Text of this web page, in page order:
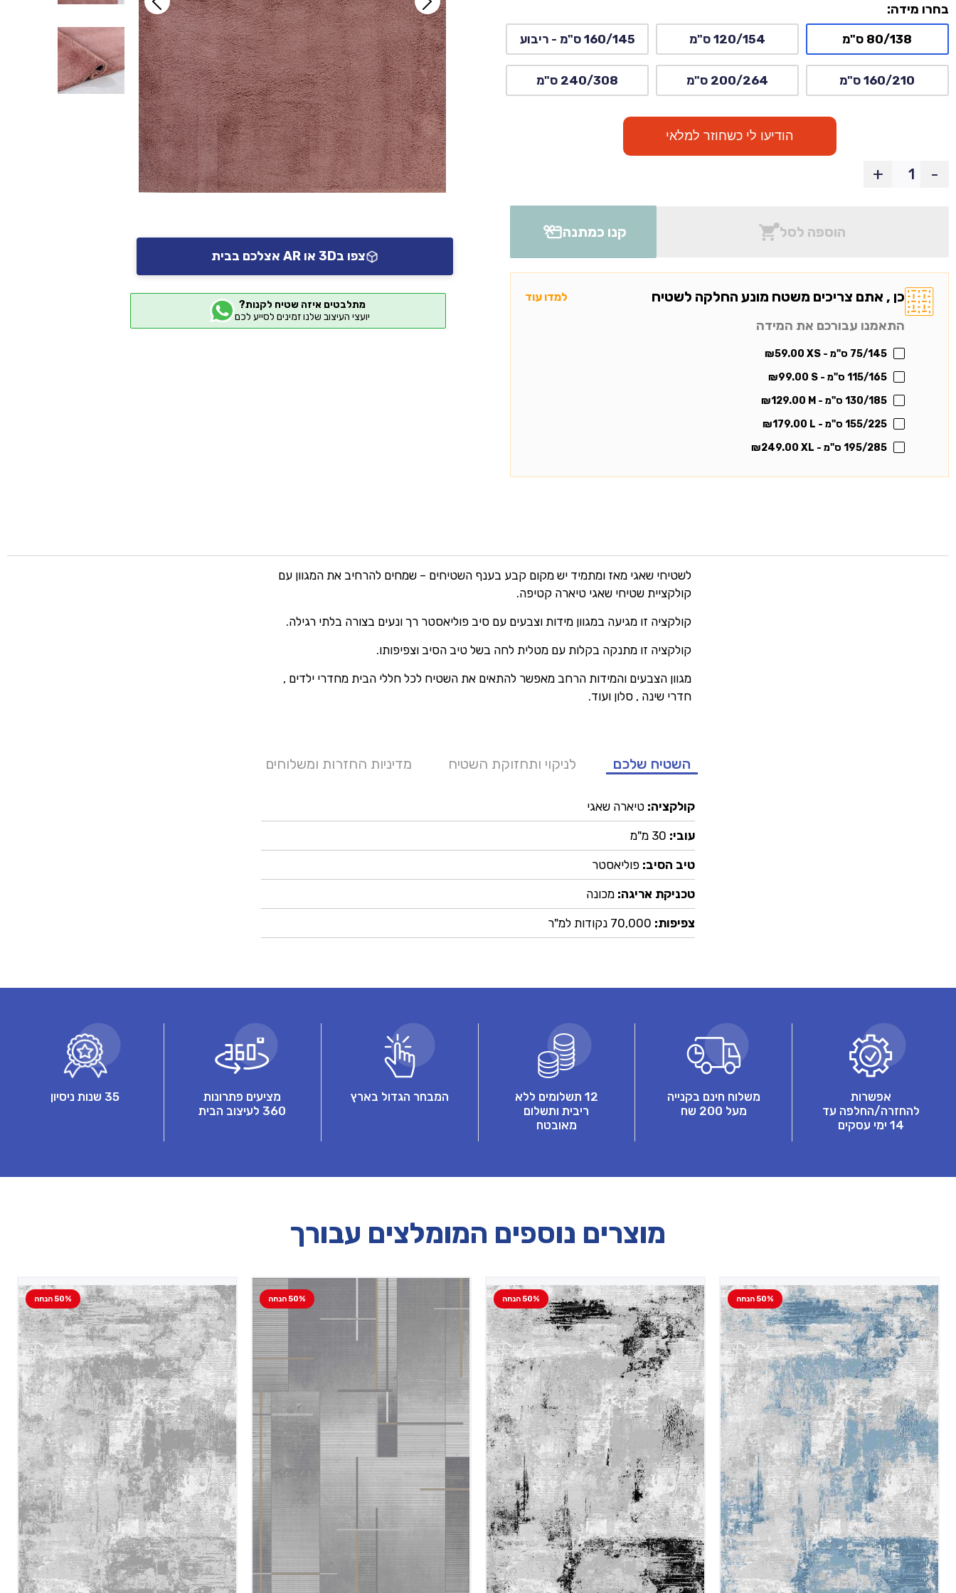
בחרו מידה:
80/138 ס"מ 120/154 ס"מ 160/145 ס"מ - ריבוע
160/210 ס"מ 200/264 ס"מ 240/308 ס"מ
הודיעו לי כשחוזר למלאי
-
+
קנו כמתנה הוספה לסל
כן , אתם צריכים משטח מונע החלקה לשטיח למדו עוד
התאמנו עבורכם את המידה
75/145 ס"מ - XS ₪59.00
115/165 ס"מ - S
₪99.00
130/185 ס"מ - M
₪129.00
155/225 ס"מ - L
₪179.00
195/285 ס"מ - XL
₪249.00
צפו ב3D או AR אצלכם בבית
מתלבטים איזה שטיח לקנות?
יועצי העיצוב שלנו זמינים לסייע לכם
לשטיחי שאגי מאז ומתמיד יש מקום קבע בענף השטיחים – שמחים להרחיב את המגוון עם
קולקציית שטיחי שאגי טיארה קטיפה.
קולקציה זו מגיעה במגוון מידות וצבעים עם סיב פוליאסטר רך ונעים בצורה בלתי רגילה.
קולקציה זו מתנקה בקלות עם מטלית לחה בשל טיב הסיב וצפיפותו.
מגוון הצבעים והמידות הרחב מאפשר להתאים את השטיח לכל חללי הבית מחדרי ילדים ,
חדרי שינה , סלון ועוד.
השטיח שלכם לניקוי ותחזוקת השטיח מדיניות החזרות ומשלוחים
קולקציה: טיארה שאגי
עובי: 30 מ"מ
טיב הסיב: פוליאסטר
טכניקת אריגה: מכונה
צפיפות: 70,000 נקודות למ"ר
אפשרות
להחזרה/החלפה עד
14 ימי עסקים
משלוח חינם בקנייה
מעל 200 שח
12 תשלומים ללא
ריבית ותשלום
מאובטח
המבחר הגדול בארץ
מציעים פתרונות
360 לעיצוב הבית
35 שנות ניסיון
מוצרים נוספים המומלצים עבורך
50% הנחה 50% הנחה 50% הנחה 50% הנחה